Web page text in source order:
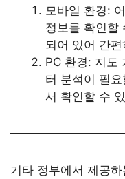
모바일 환경:
정보를 확인할
되어 있어 간
PC 환경: 지도
터 분석이 필
서 확인할 수
기타 정부에서 제공